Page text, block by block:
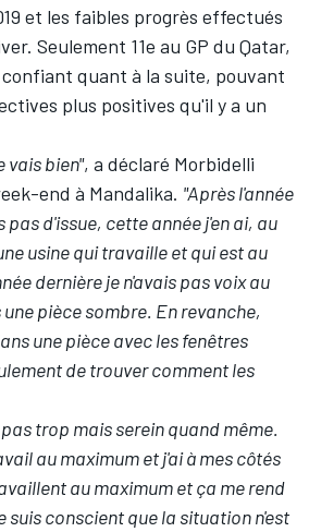
et les faibles progrès effectués
Seulement 11e au GP du Qatar,
quant à la suite, pouvant
plus positives qu'il y a un
vais bien", a déclaré Morbidelli
end à Mandalika. "Après l'année
pas d'issue, cette année j'en ai, au
usine qui travaille et qui est au
dernière je n'avais pas voix au
pièce sombre. En revanche,
une pièce avec les fenêtres
de trouver comment les
trop mais serein quand même.
au maximum et j'ai à mes côtés
au maximum et ça me rend
suis conscient que la situation n'est